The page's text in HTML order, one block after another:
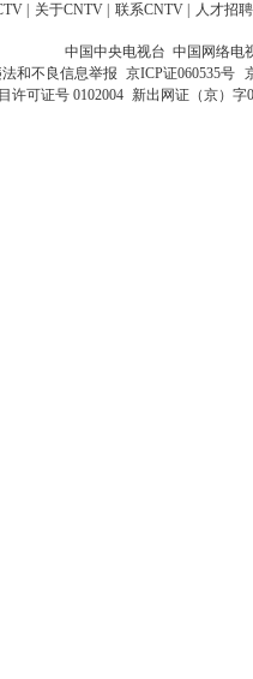
关于CNTV 联系CNTV 人才招聘
中国中央电视台 中国网络电
和不良信息举报 京ICP证060535号
许可证号 0102004 新出网证（京）